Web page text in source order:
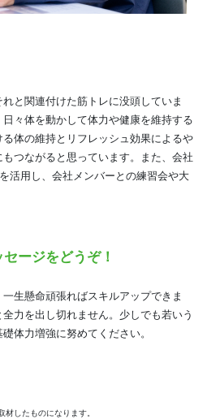
と関連付けた筋トレに没頭していま
々体を動かして体力や健康を維持する
体の維持とリフレッシュ効果によるや
つながると思っています。また、会社
活用し、会社メンバーとの練習会や大
ージをどうぞ！
生懸命頑張ればスキルアップできま
力を出し切れません。少しでも若いう
体力増強に努めてください。
したものになります。